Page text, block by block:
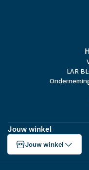
LAR
Jouw winkel
Jouw winkel